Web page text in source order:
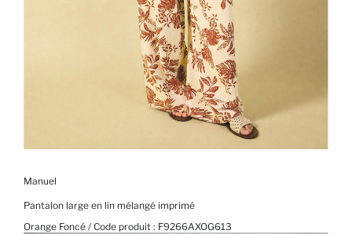
Manuel
Pantalon large en lin mélangé imprimé
Orange Foncé / Code produit : F9266AXOG613